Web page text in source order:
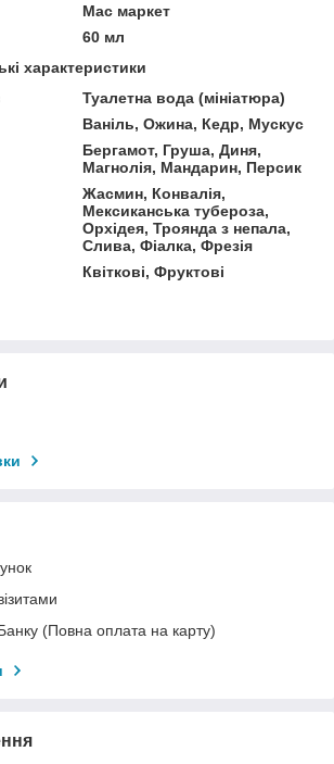
Мас маркет
60 мл
характеристики
Туалетна вода (мініатюра)
Ваніль, Ожина, Кедр, Мускус
Бергамот, Груша, Диня,
Магнолія, Мандарин, Персик
Жасмин, Конвалія,
Мексиканська тубероза,
Орхідея, Троянда з непала,
Слива, Фіалка, Фрезія
Квіткові, Фруктові
(Повна оплата на карту)